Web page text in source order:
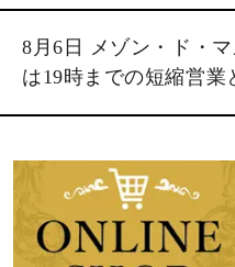
8月6日 メゾン・ド・
は19時までの短縮営業